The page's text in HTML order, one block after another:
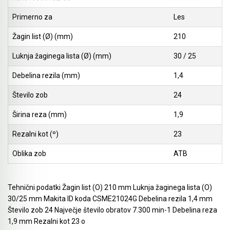
Primerno za Les
Žagin list (Ø) (mm) 210
Luknja žaginega lista (Ø) (mm) 30 / 25
Debelina rezila (mm) 1,4
Število zob 24
Širina reza (mm) 1,9
Rezalni kot (º) 23
Oblika zob ATB
Tehnični podatki Žagin list (O) 210 mm Luknja žaginega lista (O)
30/25 mm Makita ID koda CSME21024G Debelina rezila 1,4 mm
Število zob 24 Največje število obratov 7.300 min-1 Debelina reza
1,9 mm Rezalni kot 23 o
Akumulatorske stabilne kotne žage
Akumulatorski obliči
Akumulatorske vbodne žage
Akumulatorski lamelni rezkarji
brusilniki za zidove
Akumulatorski premi brusilniki & izrezovalniki
Akumulatorski spenjalniki
Akumulatorski žebljalniki & igličarji
Brusilniki za zidove
Pribor - orodja za uporabo na prostem
Sesanje
Listi za rezalnik za peno BOSCH GSG 300
Rezbarjenje
Pribor za industrijske fene
KAINDL univerzalna žaga za kotni brusilnik
Čiščenje cevi in odtokov
Mešala za mešalnike